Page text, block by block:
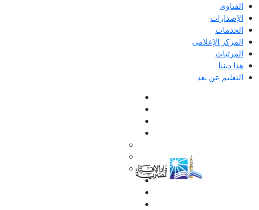
الفتاوى
الإصدارات
الخدمات
المركز الإعلامى
المرئيات
هذا ديننا
التعليم عن بعد